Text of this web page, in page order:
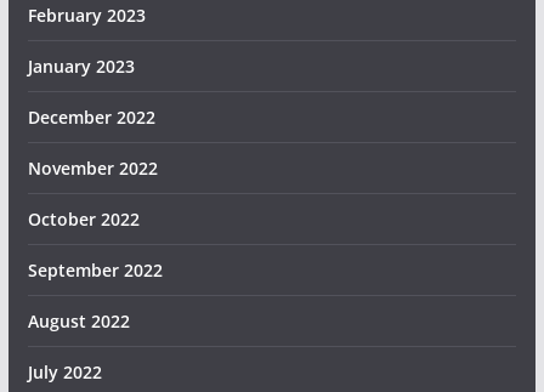
February 2023
January 2023
December 2022
November 2022
October 2022
September 2022
August 2022
July 2022